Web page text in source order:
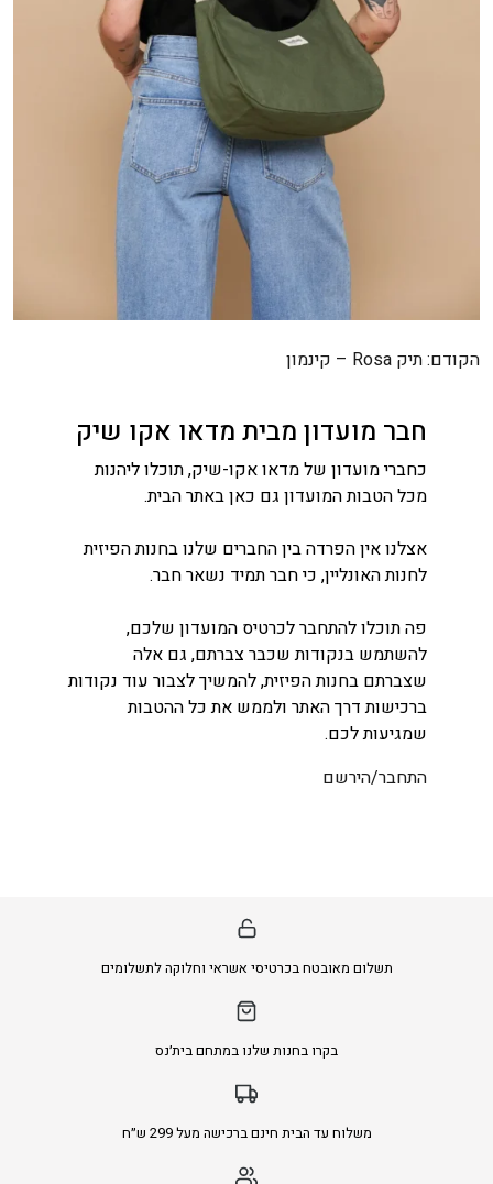
ניווט
הקודם:תיק Rosa – קינמון
חבר מועדון מבית מדאו אקו שיק
כחברי מועדון של מדאו אקו-שיק, תוכלו ליהנות
מכל הטבות המועדון גם כאן באתר הבית.
אצלנו אין הפרדה בין החברים שלנו בחנות הפיזית
לחנות האונליין, כי חבר תמיד נשאר חבר.
פה תוכלו להתחבר לכרטיס המועדון שלכם,
להשתמש בנקודות שכבר צברתם, גם אלה
שצברתם בחנות הפיזית, להמשיך לצבור עוד נקודות
ברכישות דרך האתר ולממש את כל ההטבות
שמגיעות לכם.
התחבר/הירשם
תשלום מאובטח בכרטיסי אשראי וחלוקה לתשלומים
בקרו בחנות שלנו במתחם בית׳נס
משלוח עד הבית חינם ברכישה מעל 299 ש״ח